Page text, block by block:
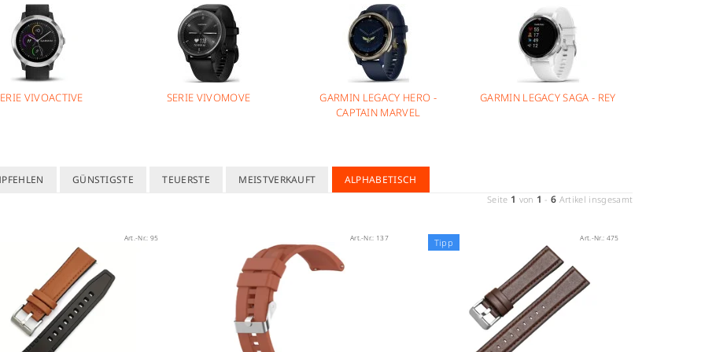
VIVOACTIVE SERIE VIVOMOVE
GARMIN LEGACY HERO -
CAPTAIN MARVEL
GARMIN LEGACY SAGA - REY
GÜNSTIGSTE TEUERSTE MEISTVERKAUFT ALPHABETISCH
Seite 1 von 1 -6 Artikel insgesamt
Art.-Nr.: 95 Art.-Nr.: 137 Tipp Art.-Nr.: 475